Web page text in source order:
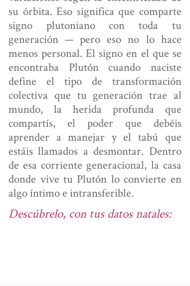
su órbita. Eso significa que comparte
signo plutoniano con toda tu
generación — pero eso no lo hace
menos personal. El signo en el que se
encontraba Plutón cuando naciste
define el tipo de transformación
colectiva que tu generación trae al
mundo, la herida profunda que
compartís, el poder que debéis
aprender a manejar y el tabú que
estáis llamados a desmontar. Dentro
de esa corriente generacional, la casa
donde vive tu Plutón lo convierte en
algo íntimo e intransferible.
Descúbrelo, con tus datos natales: